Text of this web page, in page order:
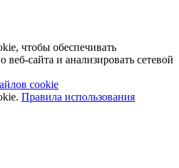
чтобы обеспечивать
сайта и анализировать сетевой
cookie
Правила использования